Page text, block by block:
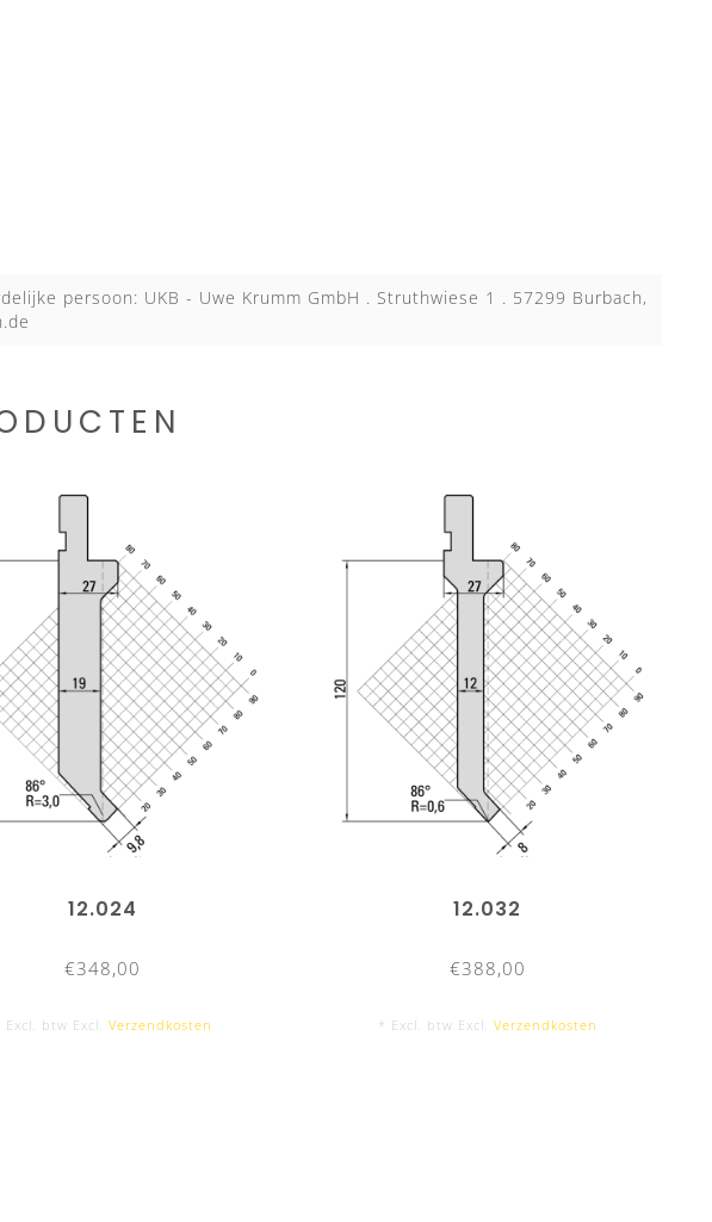
persoon: UKB - Uwe Krumm GmbH . Struthwiese 1 . 57299 Burbach,
12.024
€348,00
Excl. btw Excl.Verzendkosten
12.032
€388,00
* Excl. btw Excl. Verzendkosten